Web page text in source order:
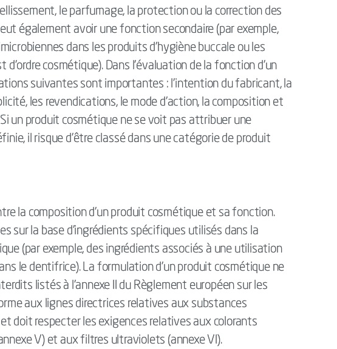
le parfumage, la protection ou la correction des
également avoir une fonction secondaire (par exemple,
dans les produits d'hygiène buccale ou les
d'ordre cosmétique). Dans l'évaluation de la fonction d'un
suivantes sont importantes : l'intention du fabricant, la
les revendications, le mode d'action, la composition et
un produit cosmétique ne se voit pas attribuer une
il risque d'être classé dans une catégorie de produit
la composition d'un produit cosmétique et sa fonction.
sur la base d'ingrédients spécifiques utilisés dans la
(par exemple, des ingrédients associés à une utilisation
le dentifrice). La formulation d'un produit cosmétique ne
listés à l'annexe II du Règlement européen sur les
aux lignes directrices relatives aux substances
doit respecter les exigences relatives aux colorants
V) et aux filtres ultraviolets (annexe VI).